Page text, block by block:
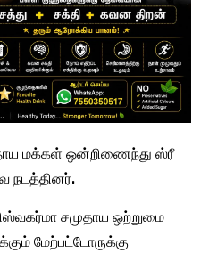
மக்கள் ஒன்றிணைந்து ஸ்ரீ
நடத்தினர்.
சமுதாய ஒற்றுமை
மேற்பட்டோருக்கு